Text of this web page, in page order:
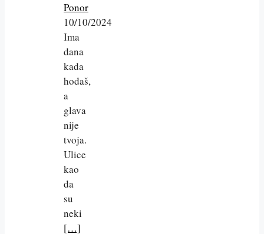
Ponor
10/10/2024
Ima
dana
kada
hodaš,
a
glava
nije
tvoja.
Ulice
kao
da
su
neki
[…]